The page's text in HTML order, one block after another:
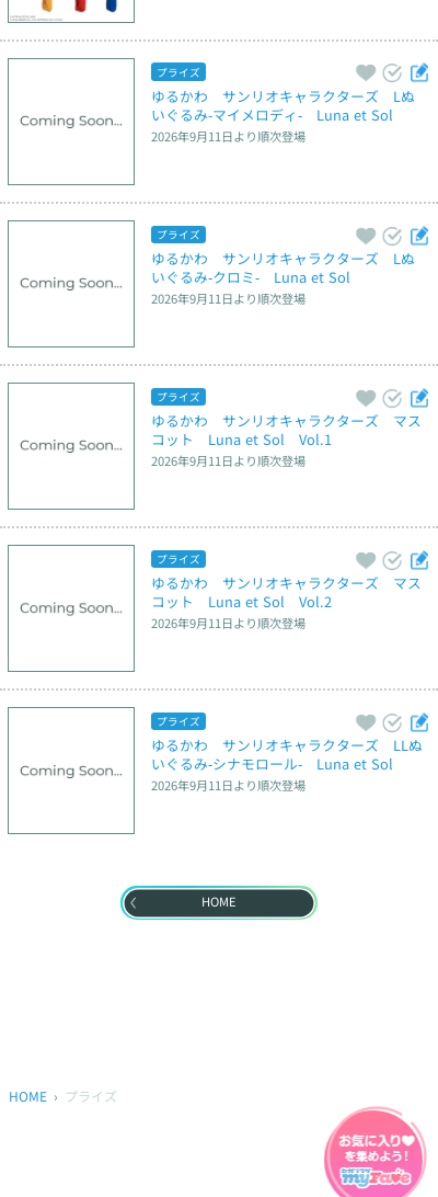
プライズ
ゆるかわ　サンリオキャラクターズ　Lぬ
いぐるみ‐マイメロディ‐　Luna et Sol
2026年9月11日より順次登場
プライズ
ゆるかわ　サンリオキャラクターズ　Lぬ
いぐるみ‐クロミ‐　Luna et Sol
2026年9月11日より順次登場
プライズ
ゆるかわ　サンリオキャラクターズ　マス
コット　Luna et Sol　Vol.1
2026年9月11日より順次登場
プライズ
ゆるかわ　サンリオキャラクターズ　マス
コット　Luna et Sol　Vol.2
2026年9月11日より順次登場
プライズ
ゆるかわ　サンリオキャラクターズ　LLぬ
いぐるみ‐シナモロール‐　Luna et Sol
2026年9月11日より順次登場
HOME
HOME プライズ